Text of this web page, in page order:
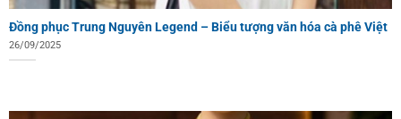
Đồng phục Trung Nguyên Legend – Biểu tượng văn hóa cà phê Việt
26/09/2025